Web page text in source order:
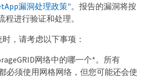
漏洞处理政策"。报告的漏洞将按
进行验证和处理。
，请考虑以下事项：
网络中的哪一个*。所有
必须使用网格网络，但您可能还会使